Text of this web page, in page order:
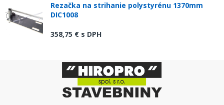
Rezačka na strihanie polystyrénu 1370mm
DIC1008
358,75 € s DPH